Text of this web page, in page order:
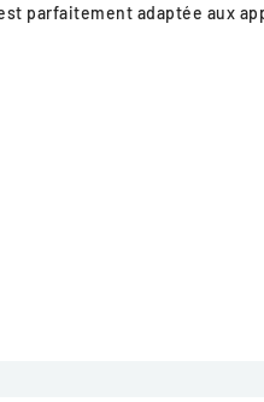
parfaitement adaptée aux